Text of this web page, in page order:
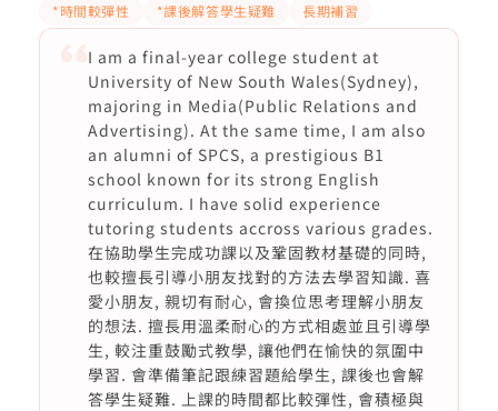
*時間較彈性 *課後解答學生疑難 長期補習
I am a final-year college student at
University of New South Wales(Sydney),
majoring in Media(Public Relations and
Advertising). At the same time, I am also
an alumni of SPCS, a prestigious B1
school known for its strong English
curriculum. I have solid experience
tutoring students accross various grades.
在協助學生完成功課以及鞏固教材基礎的同時,
也較擅長引導小朋友找對的方法去學習知識. 喜
愛小朋友, 親切有耐心, 會換位思考理解小朋友
的想法. 擅長用溫柔耐心的方式相處並且引導學
生, 較注重鼓勵式教學, 讓他們在愉快的氛圍中
學習. 會準備筆記跟練習題給學生, 課後也會解
答學生疑難. 上課的時間都比較彈性, 會積極與